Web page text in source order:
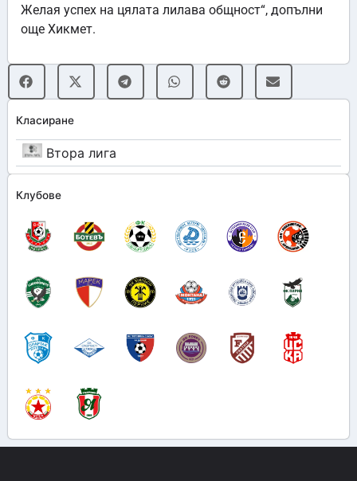
Класиране
Втора лига
Клубове
Желая успех на цялата лилава общност“, допълни
още Хикмет.